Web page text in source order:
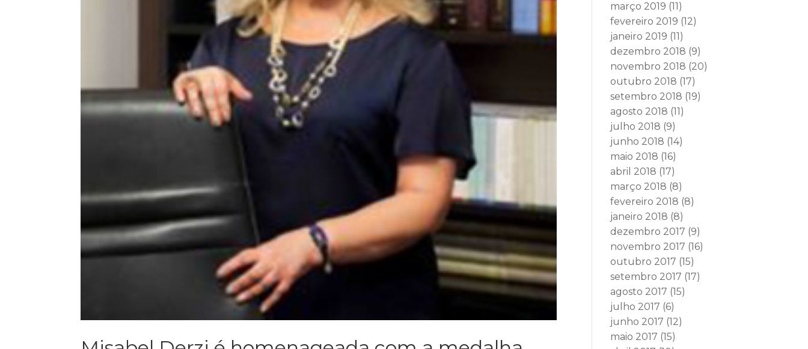
março 2019 (11)
fevereiro 2019 (12)
janeiro 2019 (11)
dezembro 2018 (9)
novembro 2018 (20)
outubro 2018 (17)
setembro 2018 (19)
agosto 2018 (11)
julho 2018 (9)
junho 2018 (14)
maio 2018 (16)
abril 2018 (17)
março 2018 (8)
fevereiro 2018 (8)
janeiro 2018 (8)
dezembro 2017 (9)
novembro 2017 (16)
outubro 2017 (15)
setembro 2017 (17)
agosto 2017 (15)
julho 2017 (6)
junho 2017 (12)
maio 2017 (15)